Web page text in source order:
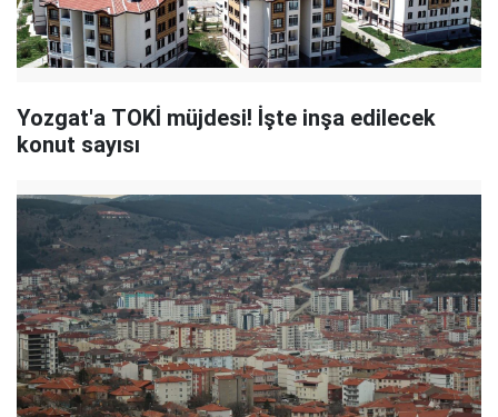
Yozgat'a TOKİ müjdesi! İşte inşa edilecek
konut sayısı